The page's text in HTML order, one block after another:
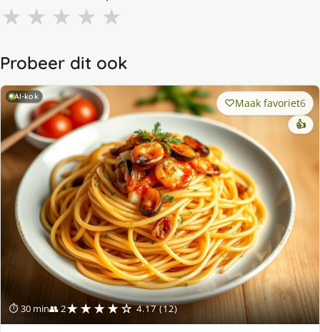
★ ★ ★ ★ ★
Probeer dit ook
AI-kok
⏱ 30 min👥 2★★★★☆ 4.17 (12)
Maak favoriet6
👍